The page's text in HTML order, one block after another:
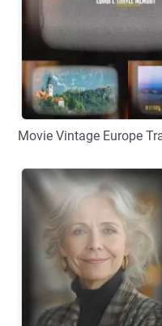
プレビュー